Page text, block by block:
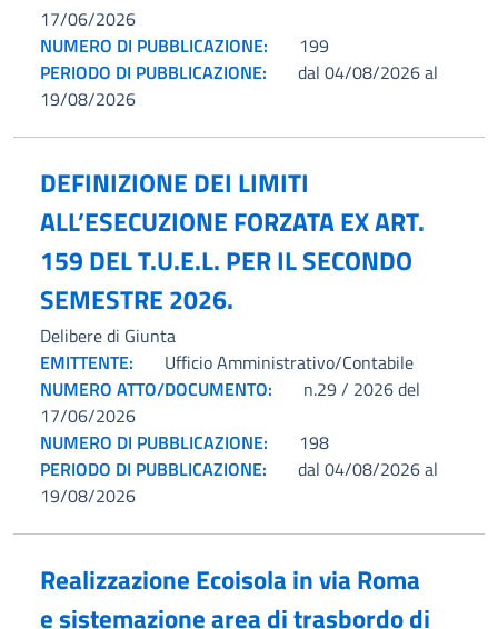
17/06/2026
NUMERO DI PUBBLICAZIONE:
199
PERIODO DI PUBBLICAZIONE:
dal 04/08/2026 al
19/08/2026
DEFINIZIONE DEI LIMITI
ALL’ESECUZIONE FORZATA EX ART.
159 DEL T.U.E.L. PER IL SECONDO
SEMESTRE 2026.
Delibere di Giunta
EMITTENTE:
Ufficio Amministrativo/Contabile
NUMERO ATTO/DOCUMENTO:
n.29 / 2026 del
17/06/2026
NUMERO DI PUBBLICAZIONE:
198
PERIODO DI PUBBLICAZIONE:
dal 04/08/2026 al
19/08/2026
Realizzazione Ecoisola in via Roma
e sistemazione area di trasbordo di